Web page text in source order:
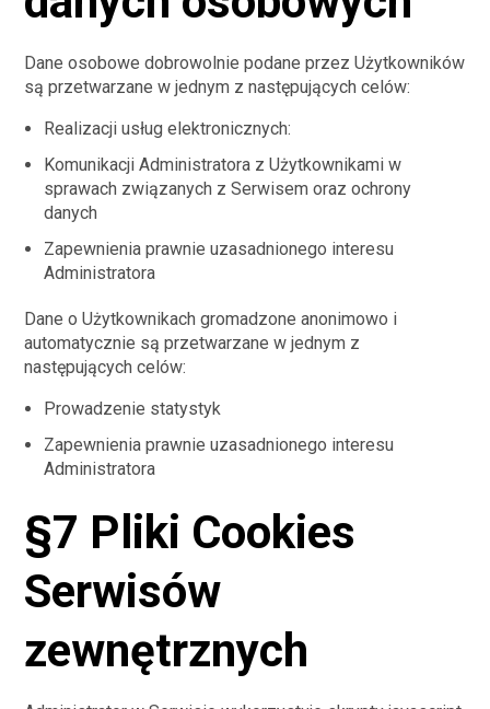
Dane osobowe dobrowolnie podane przez Użytkowników
są przetwarzane w jednym z następujących celów:
Realizacji usług elektronicznych:
Komunikacji Administratora z Użytkownikami w
sprawach związanych z Serwisem oraz ochrony
danych
Zapewnienia prawnie uzasadnionego interesu
Administratora
Dane o Użytkownikach gromadzone anonimowo i
automatycznie są przetwarzane w jednym z
następujących celów:
Prowadzenie statystyk
Zapewnienia prawnie uzasadnionego interesu
Administratora
§7 Pliki Cookies
Serwisów
zewnętrznych